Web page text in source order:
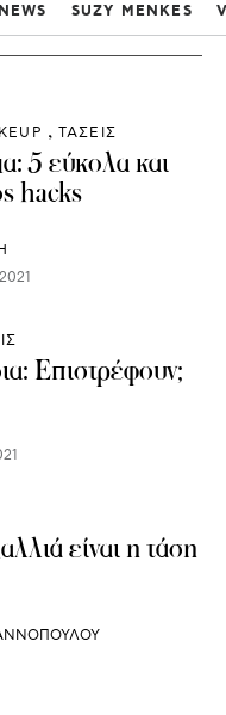
NEWS SUZY MENKES
ΤΑΣΕΙΣ
5 εύκολα και
hacks
Επιστρέφουν;
είναι η τάση